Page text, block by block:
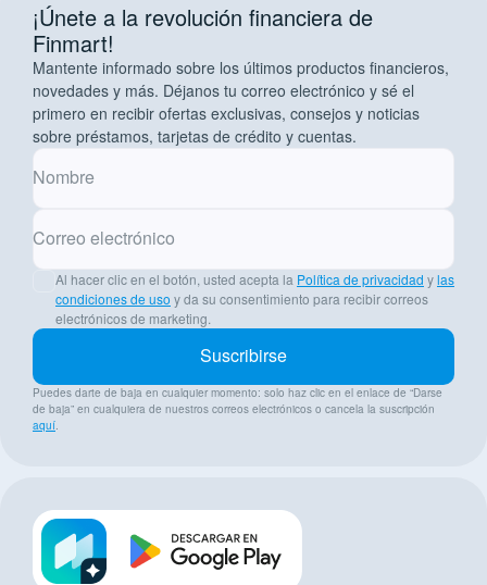
¡Únete a la revolución financiera de
Finmart!
Mantente informado sobre los últimos productos financieros,
novedades y más. Déjanos tu correo electrónico y sé el
primero en recibir ofertas exclusivas, consejos y noticias
sobre préstamos, tarjetas de crédito y cuentas.
Nombre
Correo electrónico
Al hacer clic en el botón, usted acepta la Política de privacidad ylas
condiciones de uso y da su consentimiento para recibir correos
electrónicos de marketing.
Suscribirse
Puedes darte de baja en cualquier momento: solo haz clic en el enlace de “Darse
de baja” en cualquiera de nuestros correos electrónicos o cancela la suscripción
aquí.